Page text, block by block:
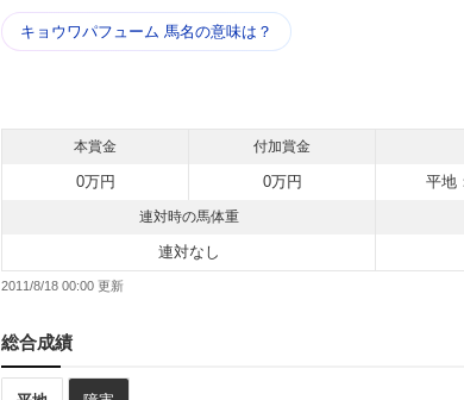
キョウワパフューム 馬名の意味は？
本賞金 付加賞金
0万円 0万円 平地
連対時の馬体重
連対なし
2011/8/18 00:00
総合成績